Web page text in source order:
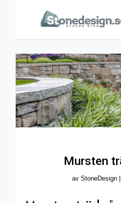
Mursten
av StoneDesign|